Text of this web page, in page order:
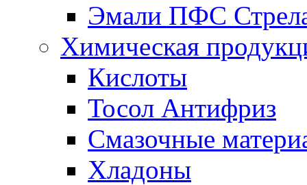
Эмали ПФС
Химическая
Кислоты
Тосол Антифриз
Смазочные
Хладоны